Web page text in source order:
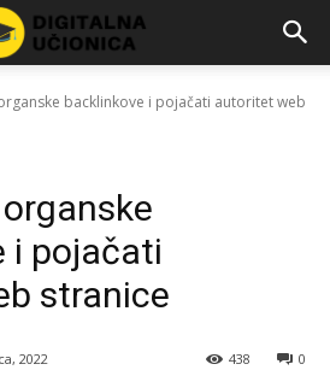
backlinkove i pojačati autoritet web
i pojačati
stranice
2022 0
438